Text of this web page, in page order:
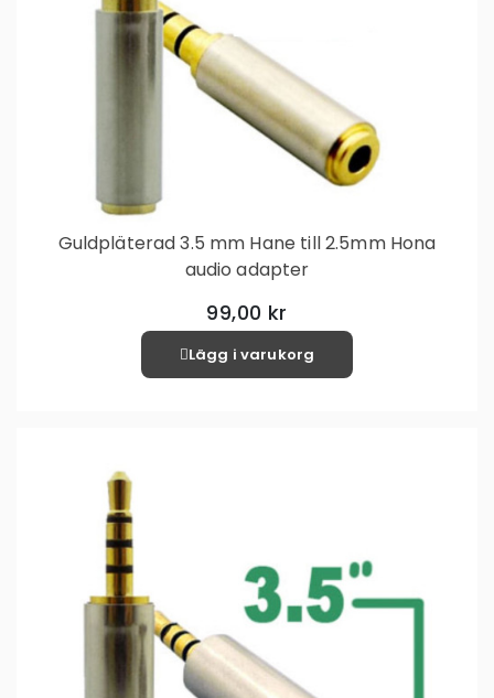
Guldpläterad 3.5 mm Hane till 2.5mm Hona
audio adapter
99,00 kr
Lägg i varukorg